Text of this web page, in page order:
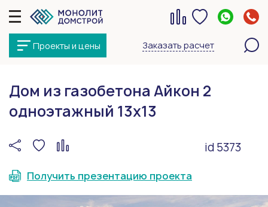
Проекты и цены Заказать расчет
Дом из газобетона Айкон 2
одноэтажный 13х13
id 5373
Получить презентацию проекта